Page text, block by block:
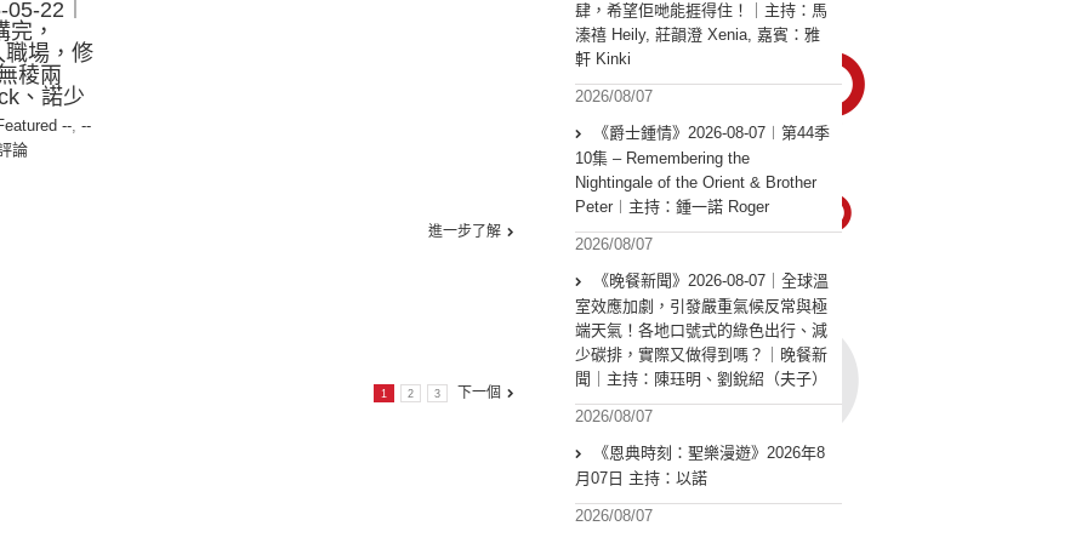
22︱
，
職場，修
稜兩
、諾少
--, --
論
進一步了解
1 2 3 下一個
肆，希望佢哋能捱得住！｜主持：馬
溱禧 Heily, 莊韻澄 Xenia, 嘉賓：雅
軒 Kinki
2026/08/07
《爵士鍾情》2026-08-07︱第44季
10集 – Remembering the
Nightingale of the Orient & Brother
Peter︱主持：鍾一諾 Roger
2026/08/07
《晚餐新聞》2026-08-07｜全球溫
室效應加劇，引發嚴重氣候反常與極
端天氣！各地口號式的綠色出行、減
少碳排，實際又做得到嗎？｜晚餐新
聞｜主持：陳珏明、劉銳紹（夫子）
2026/08/07
《恩典時刻：聖樂漫遊》2026年8
月07日 主持：以諾
2026/08/07